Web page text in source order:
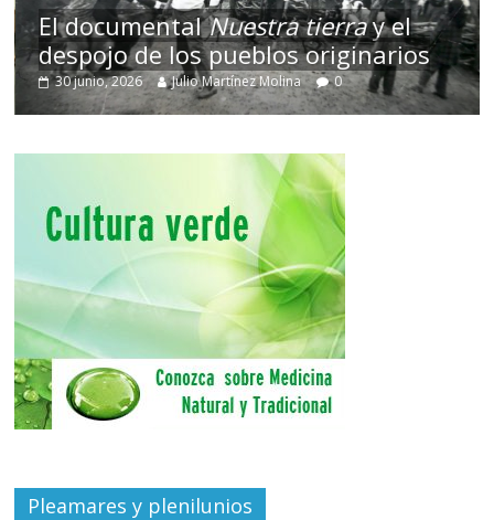
El documentalNuestra tierray el
despojo de los pueblos originarios
30 junio, 2026 Julio Martínez Molina 0
Pleamares y plenilunios